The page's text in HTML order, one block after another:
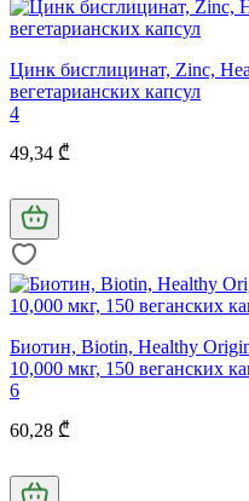
Цинк бисглицинат, Zinc,
вегетарианских капсул
4
49,34 ₾
Биотин, Biotin, Healthy
10,000 мкг, 150 веганских
6
60,28 ₾